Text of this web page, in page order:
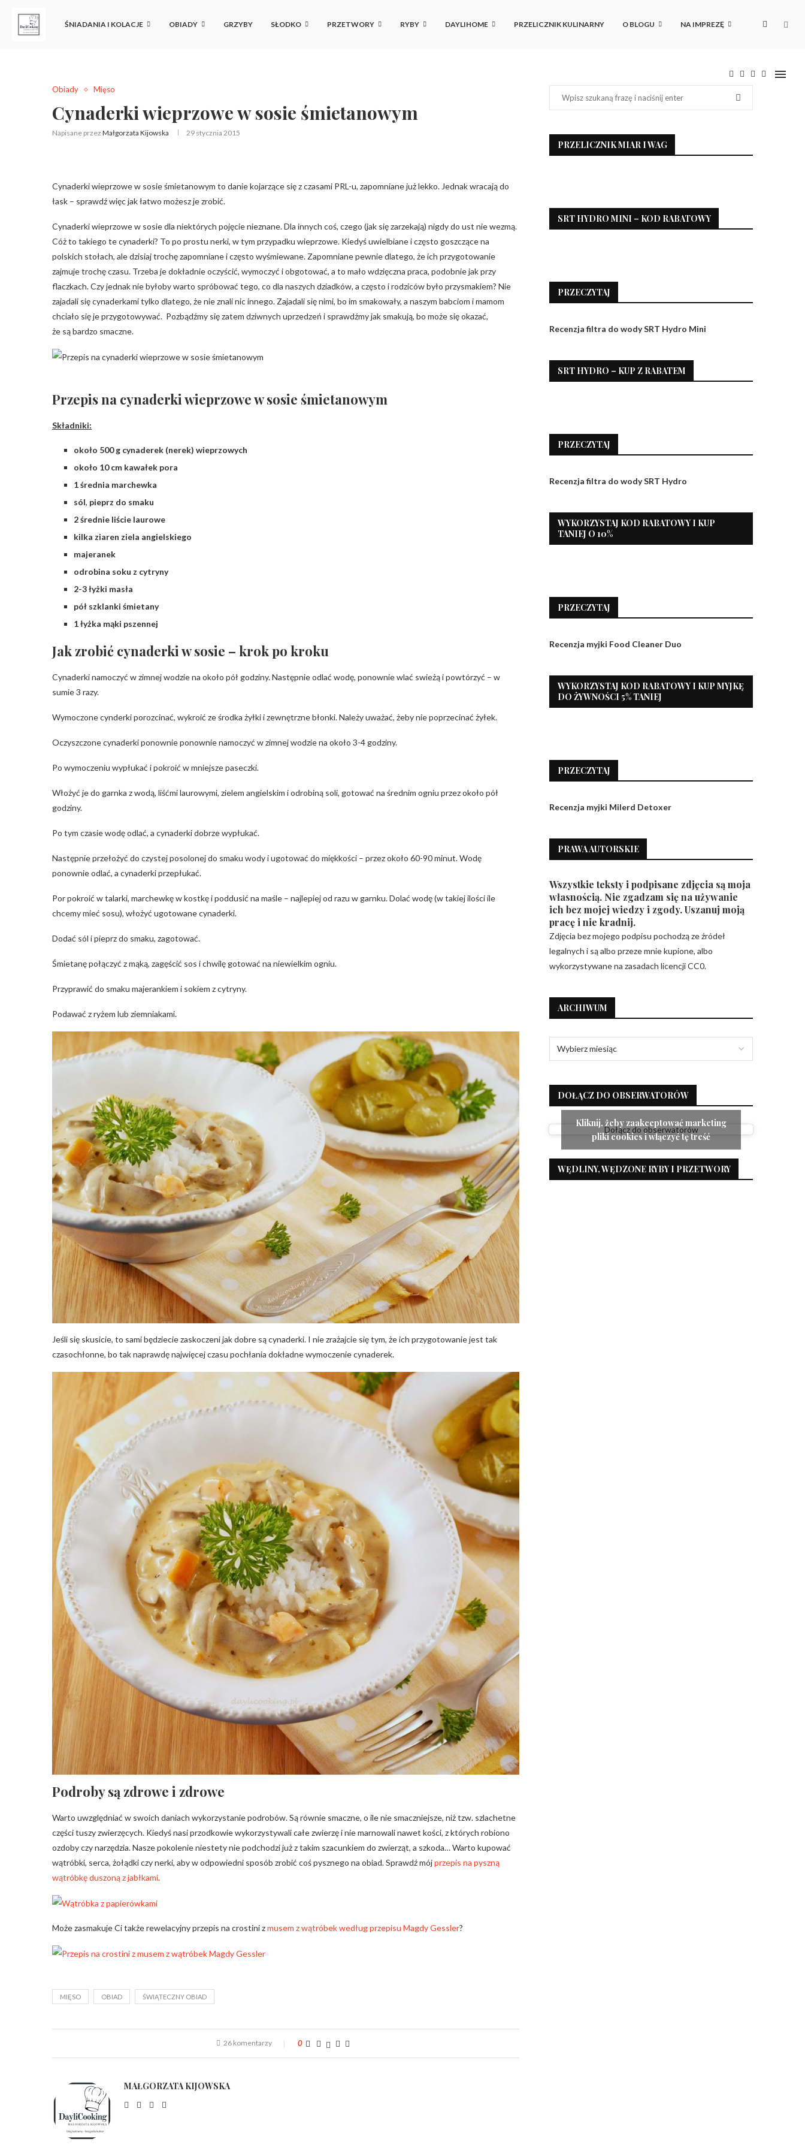
ŚNIADANIA I KOLACJE OBIADY GRZYBY SŁODKO PRZETWORY RYBY DAYLIHOME PRZELICZNIK KULINARNY O BLOGU NA IMPREZĘ
Obiady Mięso
Cynaderki wieprzowe w sosie śmietanowym
Napisane przez Małgorzata Kijowska 29 stycznia 2015
Cynaderki wieprzowe w sosie śmietanowym to danie kojarzące się z czasami PRL-u, zapomniane już lekko. Jednak wracają do
łask – sprawdź więc jak łatwo możesz je zrobić.
Cynaderki wieprzowe w sosie dla niektórych pojęcie nieznane. Dla innych coś, czego (jak się zarzekają) nigdy do ust nie wezmą.
Cóż to takiego te cynaderki? To po prostu nerki, w tym przypadku wieprzowe. Kiedyś uwielbiane i często goszczące na
polskich stołach, ale dzisiaj trochę zapomniane i często wyśmiewane. Zapomniane pewnie dlatego, że ich przygotowanie
zajmuje trochę czasu. Trzeba je dokładnie oczyścić, wymoczyć i obgotować, a to mało wdzięczna praca, podobnie jak przy
flaczkach. Czy jednak nie byłoby warto spróbować tego, co dla naszych dziadków, a często i rodziców było przysmakiem? Nie
zajadali się cynaderkami tylko dlatego, że nie znali nic innego. Zajadali się nimi, bo im smakowały, a naszym babciom i mamom
chciało się je przygotowywać. Pozbądźmy się zatem dziwnych uprzedzeń i sprawdźmy jak smakują, bo może się okazać,
że są bardzo smaczne.
Przepis na cynaderki wieprzowe w sosie śmietanowym
Składniki:
około 500 g cynaderek (nerek) wieprzowych
około 10 cm kawałek pora
1 średnia marchewka
sól, pieprz do smaku
2 średnie liście laurowe
kilka ziaren ziela angielskiego
majeranek
odrobina soku z cytryny
2-3 łyżki masła
pół szklanki śmietany
1 łyżka mąki pszennej
Jak zrobić cynaderki w sosie – krok po kroku
Cynaderki namoczyć w zimnej wodzie na około pół godziny. Następnie odlać wodę, ponownie wlać swieżą i powtórzyć – w
sumie 3 razy.
Wymoczone cynderki porozcinać, wykroić ze środka żyłki i zewnętrzne błonki. Należy uważać, żeby nie poprzecinać żyłek.
Oczyszczone cynaderki ponownie ponownie namoczyć w zimnej wodzie na około 3-4 godziny.
Po wymoczeniu wypłukać i pokroić w mniejsze paseczki.
Włożyć je do garnka z wodą, liśćmi laurowymi, zielem angielskim i odrobiną soli, gotować na średnim ogniu przez około pół
godziny.
Po tym czasie wodę odlać, a cynaderki dobrze wypłukać.
Następnie przełożyć do czystej posolonej do smaku wody i ugotować do miękkości – przez około 60-90 minut. Wodę
ponownie odlać, a cynaderki przepłukać.
Por pokroić w talarki, marchewkę w kostkę i poddusić na maśle – najlepiej od razu w garnku. Dolać wodę (w takiej ilości ile
chcemy mieć sosu), włożyć ugotowane cynaderki.
Dodać sól i pieprz do smaku, zagotować.
Śmietanę połączyć z mąką, zagęścić sos i chwilę gotować na niewielkim ogniu.
Przyprawić do smaku majerankiem i sokiem z cytryny.
Podawać z ryżem lub ziemniakami.
Jeśli się skusicie, to sami będziecie zaskoczeni jak dobre są cynaderki. I nie zrażajcie się tym, że ich przygotowanie jest tak
czasochłonne, bo tak naprawdę najwięcej czasu pochłania dokładne wymoczenie cynaderek.
Podroby są zdrowe i zdrowe
Warto uwzględniać w swoich daniach wykorzystanie podrobów. Są równie smaczne, o ile nie smaczniejsze, niż tzw. szlachetne
części tuszy zwierzęcych. Kiedyś nasi przodkowie wykorzystywali całe zwierzę i nie marnowali nawet kości, z których robiono
ozdoby czy narzędzia. Nasze pokolenie niestety nie podchodzi już z takim szacunkiem do zwierząt, a szkoda… Warto kupować
wątróbki, serca, żołądki czy nerki, aby w odpowiedni sposób zrobić coś pysznego na obiad. Sprawdź mójprzepis na pyszną
wątróbkę duszoną z jabłkami.
Może zasmakuje Ci także rewelacyjny przepis na crostini zmusem z wątróbek według przepisu Magdy Gessler?
MIĘSO OBIAD ŚWIĄTECZNY OBIAD
26 komentarzy 0
MAŁGORZATA KIJOWSKA
PRZELICZNIK MIAR I WAG
SRT HYDRO MINI – KOD RABATOWY
PRZECZYTAJ
Recenzja filtra do wody SRT Hydro Mini
SRT HYDRO – KUP Z RABATEM
PRZECZYTAJ
Recenzja filtra do wody SRT Hydro
WYKORZYSTAJ KOD RABATOWY I KUP
TANIEJ O 10%
PRZECZYTAJ
Recenzja myjki Food Cleaner Duo
WYKORZYSTAJ KOD RABATOWY I KUP MYJKĘ
DO ŻYWNOŚCI 5% TANIEJ
PRZECZYTAJ
Recenzja myjki Milerd Detoxer
PRAWA AUTORSKIE
Wszystkie teksty i podpisane zdjęcia są moja
własnością. Nie zgadzam się na używanie
ich bez mojej wiedzy i zgody. Uszanuj moją
pracę i nie kradnij.
Zdjęcia bez mojego podpisu pochodzą ze źródeł
legalnych i są albo przeze mnie kupione, albo
wykorzystywane na zasadach licencji CC0.
ARCHIWUM
DOŁĄCZ DO OBSERWATORÓW
Dołącz do obserwatorów
Kliknij, żeby zaakceptować marketing
pliki cookies i włączyć tę treść
WĘDLINY, WĘDZONE RYBY I PRZETWORY